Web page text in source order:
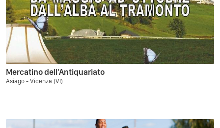
Mercatino dell'Antiquariato
Asiago - Vicenza (VI)